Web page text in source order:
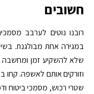
חשובים
רובנו נוטים לערבב
במגירה אחת מבולגנת.
שלא להשקיע זמן
וזורקים אותם לאשפה. קחו
שטרי רכוש, מסמכי ביטוח